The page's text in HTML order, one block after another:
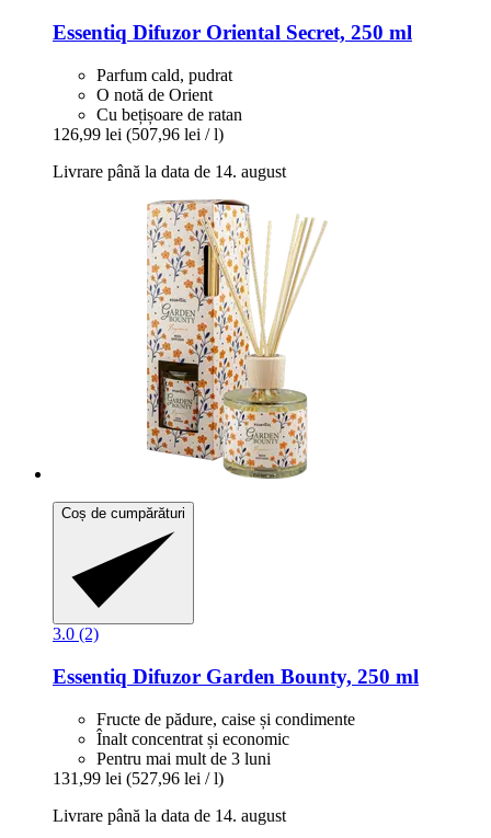
Essentiq Difuzor Oriental Secret, 250 ml
Parfum cald, pudrat
O notă de Orient
Cu bețișoare de ratan
126,99 lei (507,96 lei / l)
Livrare până la data de 14. august
Coș de cumpărături
3.0 (2)
Essentiq Difuzor Garden Bounty, 250 ml
Fructe de pădure, caise și condimente
Înalt concentrat și economic
Pentru mai mult de 3 luni
131,99 lei (527,96 lei / l)
Livrare până la data de 14. august